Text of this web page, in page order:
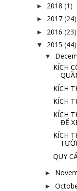
► 2018 (1)
► 2017 (24)
► 2016 (23)
▼ 2015 (44)
▼
KÍCH
KÍCH
KÍCH
KÍCH
ĐỂ
KÍCH
QUY
►
►